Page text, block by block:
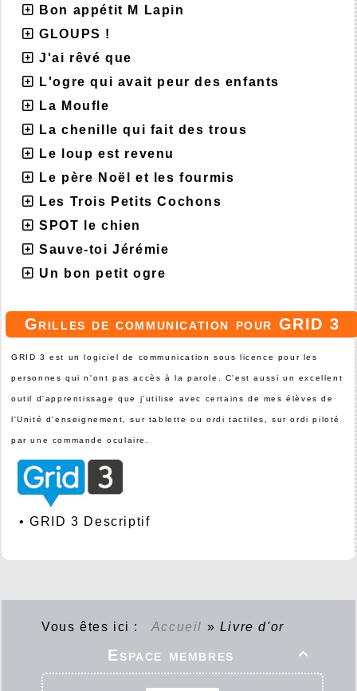
Bon appétit M Lapin
GLOUPS !
J'ai rêvé que
L'ogre qui avait peur des enfants
La Moufle
La chenille qui fait des trous
Le loup est revenu
Le père Noël et les fourmis
Les Trois Petits Cochons
SPOT le chien
Sauve-toi Jérémie
Un bon petit ogre
Grilles de communication pour GRID 3
GRID 3 est un logiciel de communication sous licence pour les
personnes qui n'ont pas accès à la parole. C'est aussi un excellent
outil d'apprentissage que j'utilise avec certains de mes élèves de
l'Unité d'enseignement, sur tablette ou ordi tactiles, sur ordi piloté
par une commande oculaire.
•GRID 3 Descriptif
Vous êtes ici : Accueil » Livre d'or

Espace membres